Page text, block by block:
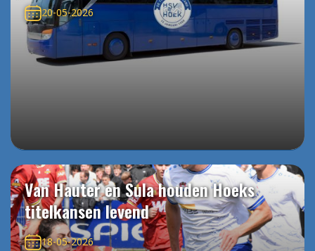
20-05-2026
Van Hauter en Sula houden Hoeks
titelkansen levend
18-05-2026